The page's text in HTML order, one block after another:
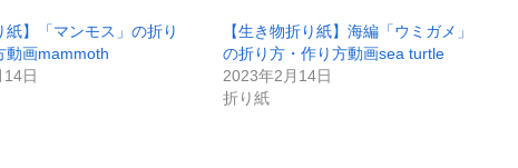
紙】「マンモス」の折り
動画mammoth
日
【生き物折り紙】海編「ウミガメ」
の折り方・作り方動画sea ​​turtle
2023年2月14日
折り紙